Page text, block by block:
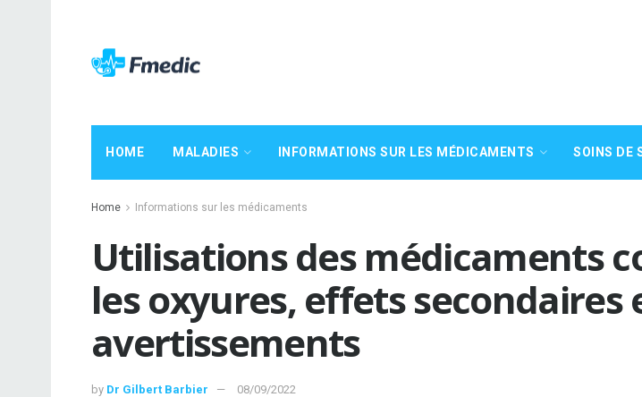
HOME MALADIES INFORMATIONS SUR LES MÉDICAMENTS SOINS DE
Home Informations sur les médicaments
Utilisations des médicaments
les oxyures, effets secondaires
avertissements
by Dr Gilbert Barbier 08/09/2022